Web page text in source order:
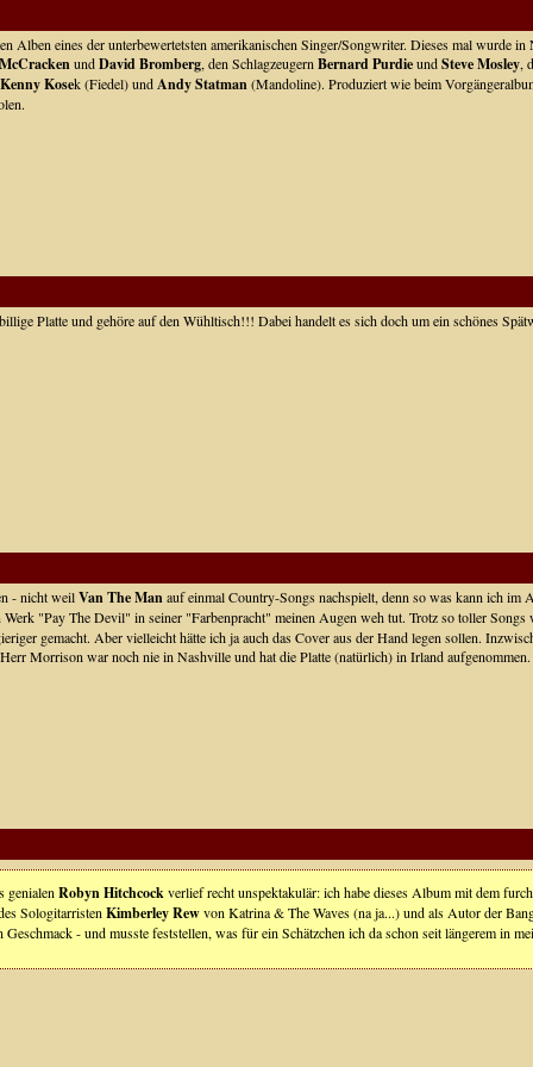
Alben eines der unterbewertetsten amerikanischen Singer/Songwriter. Dieses mal wurde
undDavid Bromberg, den Schlagzeugern Bernard PurdieundSteve Mosley,
Kenny Kosek (Fiedel) undAndy Statman(Mandoline). Produziert wie beim
Platte und gehöre auf den Wühltisch!!! Dabei handelt es sich doch um ein schönes
- nicht weilVan The Manauf einmal Country-Songs nachspielt, denn so was kann ich
"Pay The Devil" in seiner "Farbenpracht" meinen Augen weh tut. Trotz so toller
gemacht. Aber vielleicht hätte ich ja auch das Cover aus der Hand legen sollen.
Morrison war noch nie in Nashville und hat die Platte (natürlich) in Irland
genialen Robyn Hitchcockverlief recht unspektakulär: ich habe dieses Album mit dem
Sologitarristen Kimberley Rewvon Katrina & The Waves (na ja...) und als Autor der
- und musste feststellen, was für ein Schätzchen ich da schon seit längerem in